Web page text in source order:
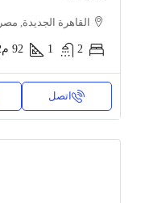
القاهرة الجديدة, مصر
2
1
92 م2
اتصل